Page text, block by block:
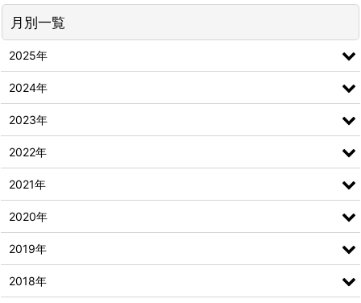
月別一覧
2025年
2024年
2023年
2022年
2021年
2020年
2019年
2018年